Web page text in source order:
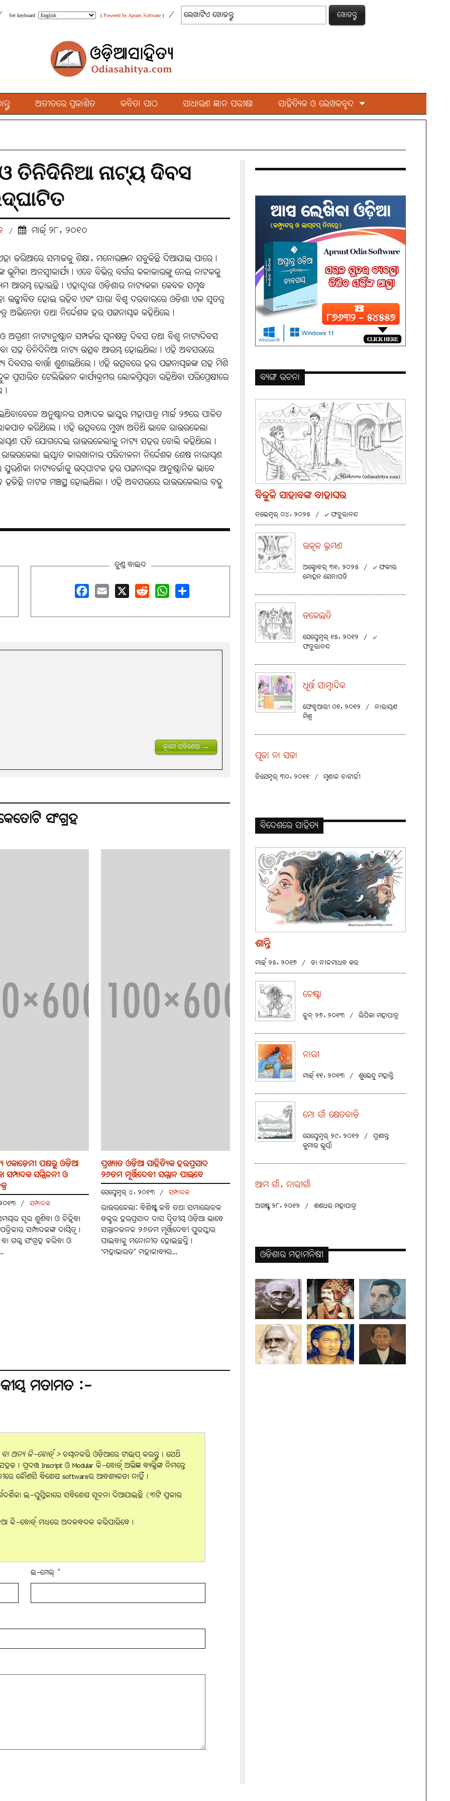
Set keyboard ( Powered by Aprant Software) / ଖୋଜନ୍ତୁ
ଅତୀତରେ ପ୍ରକାଶିତ କବିତା ପାଠ ସାଧାରଣ ଜ୍ଞାନ ପରୀକ୍ଷା ସାହିତ୍ୟିକ ଓ ଲେଖକବୃନ୍ଦ
ତିନିଦିନିଆ ନାଟ୍ୟ ଦିବସ
/
ମାର୍ଚ୍ଚ୍ ୨୮, ୨୦୧୦
ଜରିଆରେ ସମାଜକୁ ଶିକ୍ଷା, ମନୋରଞ୍ଜନ ସବୁକିଛି ଦିଆଯାଇ ପାରେ୤
ଅନସ୍ବୀକାର୍ଯ୍ୟ୤ ଏବେ ବିଭିନ୍ନ ବର୍ଗର କଳାକାରଙ୍କୁ ନେଇ ନାଟକକୁ
ଆରମ୍ଭ ହୋଇଛି୤ ଏହାଦ୍ବାରା ଓଡ଼ିଶାର ନାଟ୍ୟକଳା କେବଳ ସମୃଦ୍ଧ
ହୋଇ ରହିବ ଏବଂ ସାରା ବିଶ୍ବ ଦରବାରରେ ଓଡ଼ିଶା ଏକ ସ୍ବତନ୍ତ୍ର
ଅଭିନେତା ତଥା ନିର୍ଦ୍ଦେଶକ ହର ପଟ୍ଟନାୟକ କହିଥିଲେ୤
ନାଟ୍ୟାନୁଷ୍ଠାନ ସମ୍ପର୍କର ସ୍ବନକ୍ଷତ୍ର ଦିବସ ତଥା ବିଶ୍ବ ନାଟ୍ୟଦିବସ
ସହ ତିନିଦିନିଆ ନାଟ୍ୟ ଉତ୍ସବ ଆରମ୍ଭ ହୋଇଥିଲା୤ ଏହି ଅବସରରେ
ବାର୍ତ୍ତା ଶୁଣାଇଥିଲେ୤ ଏହି ଉତ୍ସବରେ ହର ପଟ୍ଟନାୟକଙ୍କ ସହ ମିଶି
ପ୍ରସାରିତ ଟେଲିଭିଜନ କାର୍ଯ୍ୟକ୍ରମର ଲୋକପ୍ରିୟତା ରହିଥିବା ପରିପ୍ରେକ୍ଷୀରେ
ଅନୁଷ୍ଠାନର ସମ୍ପାଦକ ଭାସ୍କର ମହାପାତ୍ର ମାର୍ଚ୍ଚ ୨୭ରେ ପାଳିତ
କରିଥିଲେ୤ ଏହି ଉତ୍ସବରେ ମୁଖ୍ୟ ଅତିଥି ଭାବେ ରାଉରକେଲା
ପତି ଯୋଗଦେଇ ରାଉରକେଲାକୁ ନାଟ୍ୟ ସହର ବୋଲି କହିଥିଲେ୤
ଇସ୍ପାତ କାରଖାନାର ପରିଚାଳନା ନିର୍ଦ୍ଦେଶକ ଶେଷ ନାରାୟଣ
ନାଟ୍ୟଚର୍ଚ୍ଚାକୁ ଉଦ୍‌ଘାଟକ ହର ପଟ୍ଟନାୟକ ଆନୁଷ୍ଠାନିକ ଭାବେ
ହଜିଛି ନାଟକ ମଞ୍ଚସ୍ଥ ହୋଇଥିଲା୤ ଏହି ଅବସରରେ ରାଉରକେଲାର ବହୁ
ତୁଣ୍ଡ ବାଇଦ
କ୍ରମେ ସବିଶେଷ →
ସଂଗ୍ରହ
ଏକାଡ଼େମୀ ପକ୍ଷରୁ ଓଡ଼ିଆ
ସମ୍ପାଦକ ସମ୍ମିଳନୀ ଓ
/ ସମ୍ପାଦକ
ସ୍ବର ଶୁଣିବା ଓ ଚିହ୍ନିବା
ସମ୍ପାଦକଙ୍କ ଦାୟିତ୍ବ୤
ଗଳ୍ପ ସଂଗ୍ରହ କରିବା ଓ
ପ୍ରଖ୍ୟାତ ଓଡ଼ିଆ ସାହିତ୍ୟିକ ହରପ୍ରସାଦ
୨୬ତମ ମୂର୍ତ୍ତିଦେବୀ ସମ୍ମାନ ପାଇବେ
ସେପ୍ଟେମ୍ବର୍ ୪, ୨୦୧୩ / ସମ୍ପାଦକ
ରାଉରକେଲା: ବିଶିଷ୍ଟ କବି ତଥା ସମାଲୋଚକ
ଡକ୍ଟର ହରପ୍ରସାଦ ଦାସ ଦ୍ବିତୀୟ ଓଡ଼ିଆ ଭାବେ
ସମ୍ମାନଜନକ ୨୬ତମ ମୂର୍ତ୍ତିଦେବୀ ପୁରସ୍କାର
ପାଇବାକୁ ମନୋନୀତ ହୋଇଛନ୍ତି୤
‘ମହାଭାରତ’ ମହାକାବ୍ୟର…
ମତାମତ :-
ଅନ୍ୟ କି-ବୋର୍ଡ୍ >ଚୟନକରି ଓଡ଼ିଆରେ ଟାଇପ୍ କରନ୍ତୁ। ସେଥି
Inscript ଓ Modular କି-ବୋର୍ଡ୍ ଅଭିଜ୍ଞ ବ୍ୟକ୍ତିଙ୍କ ନିମନ୍ତେ
କୌଣସି ବିଶେଷ softwareର ଆବଶ୍ୟକତା ନାହିଁ।
ଇ-ପୁସ୍ତିକାରେ ସବିଶେଷ ସୂଚନା ଦିଆଯାଇଛି (୩ଟି ପ୍ରକାର
କି-ବୋର୍ଡ୍ ମଧ୍ୟରେ ଅଦଳବଦଳ କରିପାରିବେ।
ଇ-ମେଲ୍ *
ବ୍ୟଙ୍ଗ ରଚନା
ବିଜୁଳି ସାହାବଙ୍କ ବାହାଘର
ନଭେମ୍ବର୍ ୦୪, ୨୦୨୫ / ୰ ଫତୁରାନନ୍ଦ
ଉତ୍କଳ ଭ୍ରମଣ
ଅକ୍ଟୋବର୍ ୩୧, ୨୦୨୫ / ୰ ଫକୀର
ମୋହନ ସେନାପତି
ଡକେଇତି
ସେପ୍ଟେମ୍ବର୍ ୧୫, ୨୦୧୨ / ୰
ଫତୁରାନନ୍ଦ
ଧୂର୍ତ୍ତ ସାମ୍ବାଦିକ
ଫେବୃଆରୀ ୦୧, ୨୦୧୨ / ନାରାୟଣ
ମିଶ୍ର
ପୂଜା ନା ସଜା
ଡିସେମ୍ବର୍ ୩୦, ୨୦୧୧ / ମୃଣାଳ ଚାଟାର୍ଜୀ
ବିଦେଶରେ ସାହିତ୍ୟ
ଶାନ୍ତି
ମାର୍ଚ୍ଚ୍ ୨୫, ୨୦୧୭ / ଡା ନୀଳମାଧବ କର
ଚେଷ୍ଟା
ଜୁନ୍ ୨୭, ୨୦୧୩ / ଲିପିକା ମହାପାତ୍ର
ନାରୀ
ମାର୍ଚ୍ଚ୍ ୧୧, ୨୦୧୩ / ଶୁଭେନ୍ଦୁ ମହାନ୍ତି
ମୋ ଗାଁ କ୍ଷେତବାଡ଼ି
ସେପ୍ଟେମ୍ବର୍ ୨୯, ୨୦୧୨ / ପ୍ରଶାନ୍ତ
କୁମାର ଭୂୟାଁ
ଆମ ଗାଁ, ନାରୀଗାଁ
ଅଗଷ୍ଟ୍ ୨୮, ୨୦୧୨ / ଶଶଧର ମହାପାତ୍ର
ଓଡ଼ିଶାର ମହାମନିଷୀ